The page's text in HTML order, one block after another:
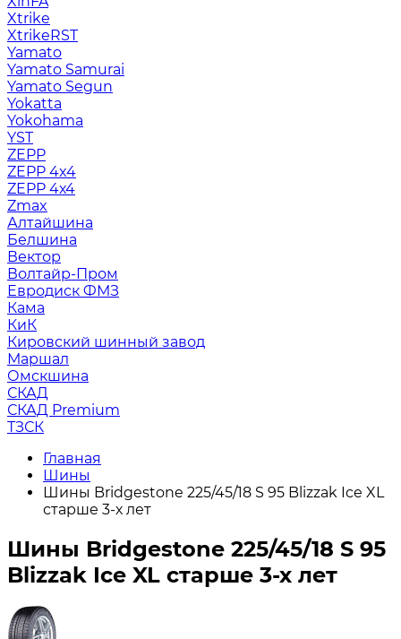
Xtrike
XtrikeRST
Yamato
Yamato Samurai
Yamato Segun
Yokatta
Yokohama
YST
ZEPP
ZEPP 4x4
ZEPP 4х4
Zmax
Алтайшина
Белшина
Вектор
Волтайр-Пром
Евродиск ФМЗ
Кама
КиК
Кировский шинный завод
Маршал
Омскшина
СКАД
СКАД Premium
ТЗСК
Главная
Шины
Шины Bridgestone 225/45/18 S 95 Blizzak Ice XL
старше 3-х лет
Шины Bridgestone 225/45/18 S 95
Blizzak Ice XL старше 3-х лет